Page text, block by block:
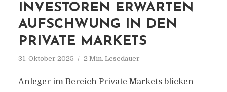
INVESTOREN ERWARTEN
AUFSCHWUNG IN DEN
PRIVATE MARKETS
31. Oktober 2025 2 Min. Lesedauer
Anleger im Bereich Private Markets blicken